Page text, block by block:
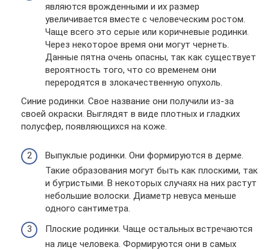
являются врожденными и их размер
увеличивается вместе с человеческим ростом.
Чаще всего это серые или коричневые родинки.
Через некоторое время они могут чернеть.
Данные пятна очень опасны, так как существует
вероятность того, что со временем они
переродятся в злокачественную опухоль.
Синие родинки. Свое название они получили из-за
своей окраски. Выглядят в виде плотных и гладких
полусфер, появляющихся на коже.
Выпуклые родинки. Они формируются в дерме.
Такие образования могут быть как плоскими, так
и бугристыми. В некоторых случаях на них растут
небольшие волоски. Диаметр невуса меньше
одного сантиметра.
Плоские родинки. Чаще остальных встречаются
на лице человека. Формируются они в самых